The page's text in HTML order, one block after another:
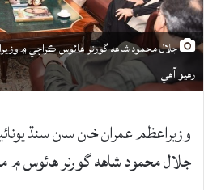
جلال محمود شاهه گورنر هائوس ڪراچي ۾
رهيو آهي
وزيراعظم عمران خان سان سنڌ
جلال محمود شاهه گورنر هائوس